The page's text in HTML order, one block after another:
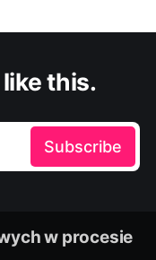
this.
Subscribe
w procesie